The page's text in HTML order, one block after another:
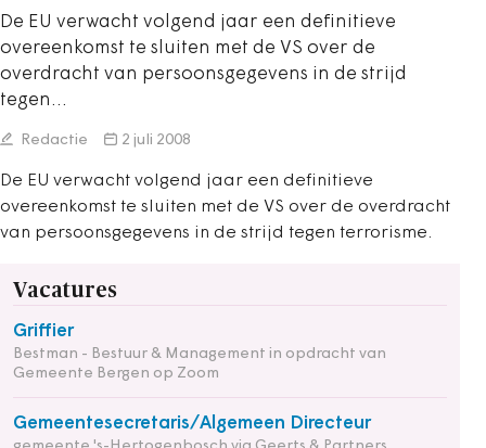
De EU verwacht volgend jaar een definitieve
overeenkomst te sluiten met de VS over de
overdracht van persoonsgegevens in de strijd
tegen…
Redactie 2 juli 2008
De EU verwacht volgend jaar een definitieve
overeenkomst te sluiten met de VS over de overdracht
van persoonsgegevens in de strijd tegen terrorisme.
Vacatures
Griffier
Bestman - Bestuur & Management in opdracht van
Gemeente Bergen op Zoom
Gemeentesecretaris/Algemeen Directeur